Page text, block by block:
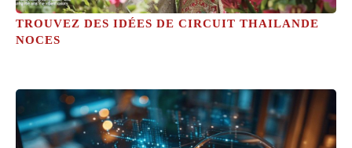
TROUVEZ DES IDÉES DE CIRCUIT THAILANDE
NOCES